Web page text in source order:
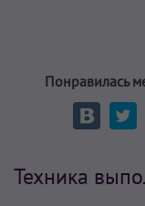
Понравилась
Техника